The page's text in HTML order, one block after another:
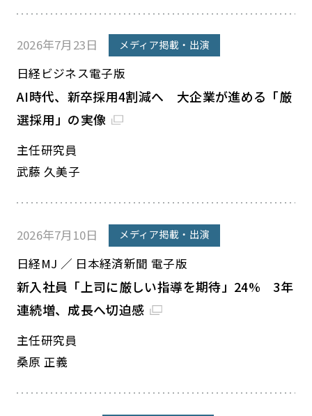
2026年7月23日 メディア掲載・出演
日経ビジネス電子版
AI時代、新卒採用4割減へ 大企業が進める「厳
選採用」の実像
主任研究員
武藤 久美子
2026年7月10日 メディア掲載・出演
日経MJ ／ 日本経済新聞 電子版
新入社員「上司に厳しい指導を期待」24% 3年
連続増、成長へ切迫感
主任研究員
桑原 正義